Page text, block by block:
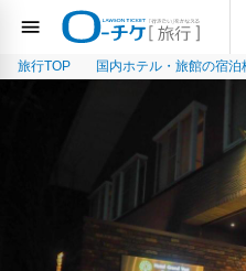
旅行TOP 国内ホテル・旅館の宿